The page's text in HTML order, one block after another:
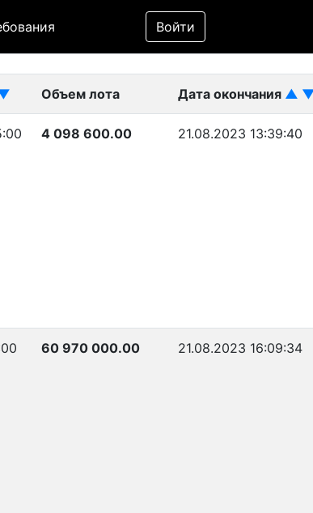
Войти
Фильтр
Объем лота Дата окончания ▲
4 098 600.00 21.08.2023 13:39:40
60 970 000.00 21.08.2023 16:09:34